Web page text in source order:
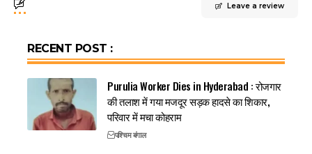
Leave a review
RECENT POST :
Purulia Worker Dies in Hyderabad : रोजगार
की तलाश में गया मजदूर सड़क हादसे का शिकार,
परिवार में मचा कोहराम
पश्चिम बंगाल